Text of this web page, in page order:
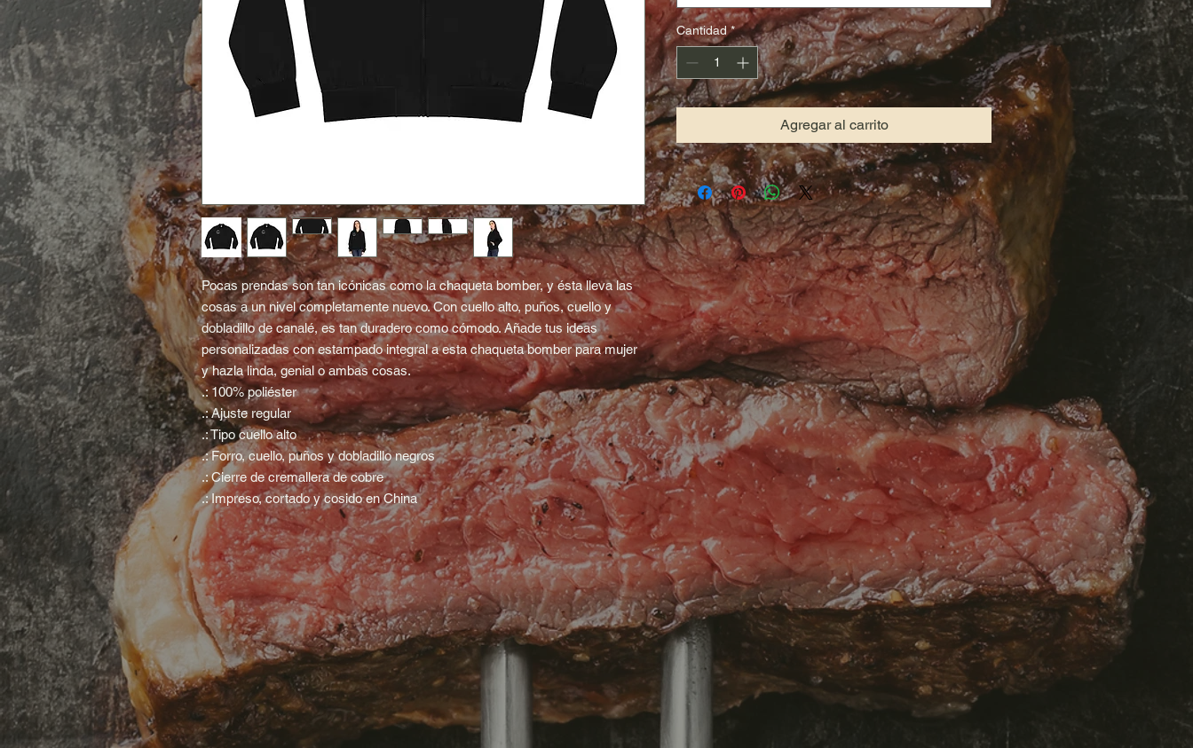
Pocas prendas son tan icónicas como la chaqueta bomber, y ésta lleva las
cosas a un nivel completamente nuevo. Con cuello alto, puños, cuello y
dobladillo de canalé, es tan duradero como cómodo. Añade tus ideas
personalizadas con estampado integral a esta chaqueta bomber para mujer
y hazla linda, genial o ambas cosas.
.: 100% poliéster
.: Ajuste regular
.: Tipo cuello alto
.: Forro, cuello, puños y dobladillo negros
.: Cierre de cremallera de cobre
.: Impreso, cortado y cosido en China
Cantidad *
Agregar al carrito